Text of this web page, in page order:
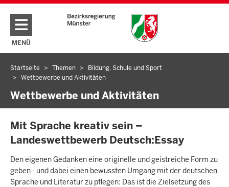
Direkt zum Inhalt
MENÜ
NAVIGATION AKTIVIEREN/DEAKTIVIEREN: HAUPTMENÜ
Sie
befinden
sich
hier
Startseite Themen
Bildung, Schule und Sport
Wettbewerbe und Aktivitäten
Wettbewerbe und Aktivitäten
INHALTSSEITE
Mit Sprache kreativ sein –
Landeswettbewerb Deutsch:Essay
Den eigenen Gedanken eine originelle und geistreiche Form zu
geben - und dabei einen bewussten Umgang mit der deutschen
Sprache und Literatur zu pflegen: Das ist die Zielsetzung des